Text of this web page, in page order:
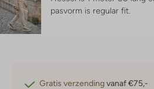
pasvorm is regular fit
Gratis verzendingvanaf €75,-